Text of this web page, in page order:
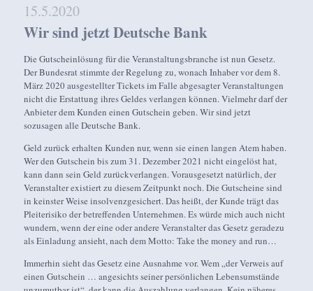
15.5.2020
Wir sind jetzt Deutsche Bank
Die Gutscheinlösung für die Veranstaltungsbranche ist nun Gesetz.
Der Bundesrat stimmte der Regelung zu, wonach Inhaber vor dem 8.
März 2020 ausgestellter Tickets im Falle abgesagter Veranstaltungen
nicht die Erstattung ihres Geldes verlangen können. Vielmehr darf der
Anbieter dem Kunden einen Gutschein geben. Wir sind jetzt
sozusagen alle Deutsche Bank.
Geld zurück erhalten Kunden nur, wenn sie einen langen Atem haben.
Wer den Gutschein bis zum 31. Dezember 2021 nicht eingelöst hat,
kann dann sein Geld zurückverlangen. Vorausgesetzt natürlich, der
Veranstalter existiert zu diesem Zeitpunkt noch. Die Gutscheine sind
in keinster Weise insolvenzgesichert. Das heißt, der Kunde trägt das
Pleiterisiko der betreffenden Unternehmen. Es würde mich auch nicht
wundern, wenn der eine oder andere Veranstalter das Gesetz geradezu
als Einladung ansieht, nach dem Motto: Take the money and run…
Immerhin sieht das Gesetz eine Ausnahme vor. Wem „der Verweis auf
einen Gutschein … angesichts seiner persönlichen Lebensumstände